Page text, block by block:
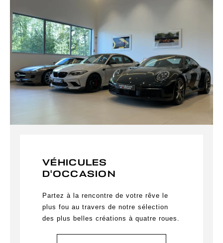
VÉHICULES
D'OCCASION
Partez à la rencontre de votre rêve le
plus fou au travers de notre sélection
des plus belles créations à quatre roues.